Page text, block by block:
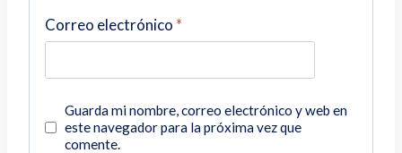
Correo electrónico *
Guarda mi nombre, correo electrónico y web en
este navegador para la próxima vez que
comente.